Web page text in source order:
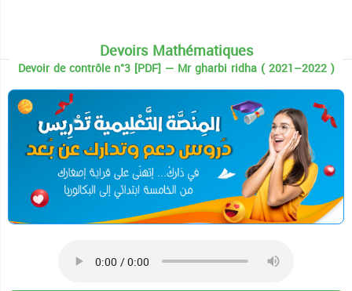
Devoirs Mathématiques
Devoir de contrôle n°3 [PDF] — Mr gharbi ridha ( 2021–2022 )